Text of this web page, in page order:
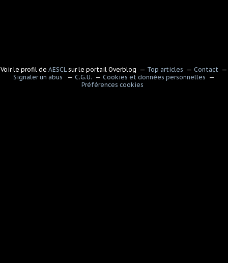
Voir le profil deAESCL sur le portail Overblog Top articles
Contact
Signaler un abus
C.G.U.
Cookies et données personnelles
Préférences cookies